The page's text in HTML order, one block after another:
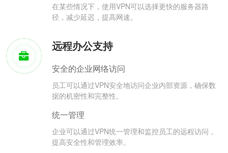
在某些情况下，使用VPN可以选择更快的服务器路
径，减少延迟，提高网速。
远程办公支持
安全的企业网络访问
员工可以通过VPN安全地访问企业内部资源，确保数
据的机密性和完整性。
统一管理
企业可以通过VPN统一管理和监控员工的远程访问，
提高安全性和管理效率。